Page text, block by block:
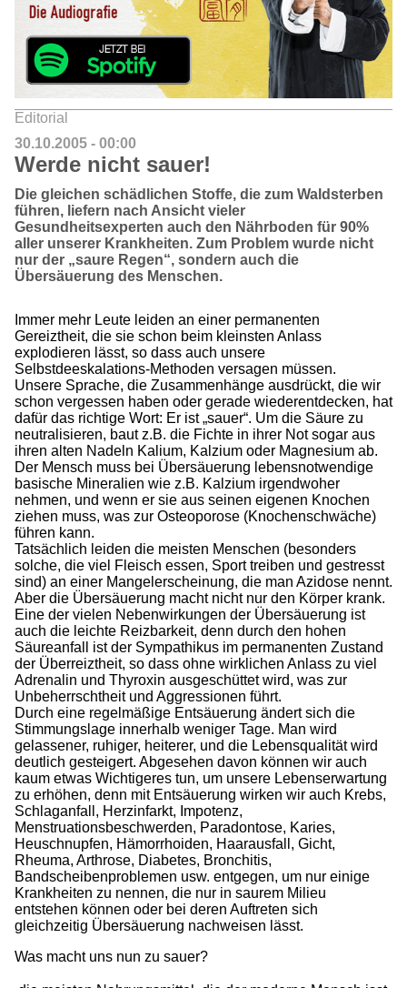
Editorial
30.10.2005 - 00:00
Werde nicht sauer!
Die gleichen schädlichen Stoffe, die zum Waldsterben
führen, liefern nach Ansicht vieler
Gesundheitsexperten auch den Nährboden für 90%
aller unserer Krankheiten. Zum Problem wurde nicht
nur der „saure Regen“, sondern auch die
Übersäuerung des Menschen.
Immer mehr Leute leiden an einer permanenten
Gereiztheit, die sie schon beim kleinsten Anlass
explodieren lässt, so dass auch unsere
Selbstdeeskalations-Methoden versagen müssen.
Unsere Sprache, die Zusammenhänge ausdrückt, die wir
schon vergessen haben oder gerade wiederentdecken, hat
dafür das richtige Wort: Er ist „sauer“. Um die Säure zu
neutralisieren, baut z.B. die Fichte in ihrer Not sogar aus
ihren alten Nadeln Kalium, Kalzium oder Magnesium ab.
Der Mensch muss bei Übersäuerung lebensnotwendige
basische Mineralien wie z.B. Kalzium irgendwoher
nehmen, und wenn er sie aus seinen eigenen Knochen
ziehen muss, was zur Osteoporose (Knochenschwäche)
führen kann.
Tatsächlich leiden die meisten Menschen (besonders
solche, die viel Fleisch essen, Sport treiben und gestresst
sind) an einer Mangelerscheinung, die man Azidose nennt.
Aber die Übersäuerung macht nicht nur den Körper krank.
Eine der vielen Nebenwirkungen der Übersäuerung ist
auch die leichte Reizbarkeit, denn durch den hohen
Säureanfall ist der Sympathikus im permanenten Zustand
der Überreiztheit, so dass ohne wirklichen Anlass zu viel
Adrenalin und Thyroxin ausgeschüttet wird, was zur
Unbeherrschtheit und Aggressionen führt.
Durch eine regelmäßige Entsäuerung ändert sich die
Stimmungslage innerhalb weniger Tage. Man wird
gelassener, ruhiger, heiterer, und die Lebensqualität wird
deutlich gesteigert. Abgesehen davon können wir auch
kaum etwas Wichtigeres tun, um unsere Lebenserwartung
zu erhöhen, denn mit Entsäuerung wirken wir auch Krebs,
Schlaganfall, Herzinfarkt, Impotenz,
Menstruationsbeschwerden, Paradontose, Karies,
Heuschnupfen, Hämorrhoiden, Haarausfall, Gicht,
Rheuma, Arthrose, Diabetes, Bronchitis,
Bandscheibenproblemen usw. entgegen, um nur einige
Krankheiten zu nennen, die nur in saurem Milieu
entstehen können oder bei deren Auftreten sich
gleichzeitig Übersäuerung nachweisen lässt.
Was macht uns nun zu sauer?